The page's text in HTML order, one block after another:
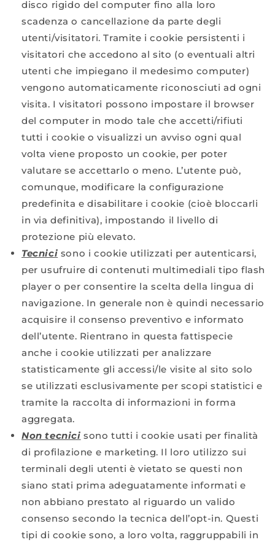
disco rigido del computer fino alla loro
scadenza o cancellazione da parte degli
utenti/visitatori. Tramite i cookie persistenti i
visitatori che accedono al sito (o eventuali altri
utenti che impiegano il medesimo computer)
vengono automaticamente riconosciuti ad ogni
visita. I visitatori possono impostare il browser
del computer in modo tale che accetti/rifiuti
tutti i cookie o visualizzi un avviso ogni qual
volta viene proposto un cookie, per poter
valutare se accettarlo o meno. L’utente può,
comunque, modificare la configurazione
predefinita e disabilitare i cookie (cioè bloccarli
in via definitiva), impostando il livello di
protezione più elevato.
Tecnici sono i cookie utilizzati per autenticarsi,
per usufruire di contenuti multimediali tipo flash
player o per consentire la scelta della lingua di
navigazione. In generale non è quindi necessario
acquisire il consenso preventivo e informato
dell’utente. Rientrano in questa fattispecie
anche i cookie utilizzati per analizzare
statisticamente gli accessi/le visite al sito solo
se utilizzati esclusivamente per scopi statistici e
tramite la raccolta di informazioni in forma
aggregata.
Non tecnici sono tutti i cookie usati per finalità
di profilazione e marketing. Il loro utilizzo sui
terminali degli utenti è vietato se questi non
siano stati prima adeguatamente informati e
non abbiano prestato al riguardo un valido
consenso secondo la tecnica dell’opt-in. Questi
tipi di cookie sono, a loro volta, raggruppabili in